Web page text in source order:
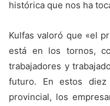
histórica que nos ha
Kulfas valoró que «el
está en los tornos,
trabajadores y
futuro. En estos
provincial, los